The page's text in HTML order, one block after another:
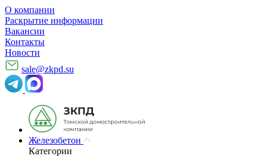
О компании
Раскрытие информации
Вакансии
Контакты
Новости
sale@zkpd.su
Железобетон
Категории